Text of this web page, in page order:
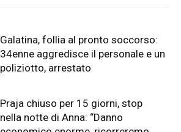
Galatina, follia al pronto soccorso:
34enne aggredisce il personale e un
poliziotto, arrestato
Praja chiuso per 15 giorni, stop
nella notte di Anna: “Danno